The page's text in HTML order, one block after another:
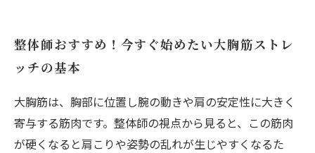
整体師おすすめ！今すぐ始めたい大胸筋ストレ
ッチの基本
大胸筋は、胸部に位置し腕の動きや肩の安定性に大きく
寄与する筋肉です。整体師の視点から見ると、この筋肉
が硬くなると肩こりや姿勢の乱れが生じやすくなるた